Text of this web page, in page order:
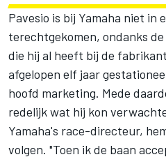
Pavesio is bij Yamaha niet in
terechtgekomen, ondanks
die hij al heeft bij de
afgelopen elf jaar
hoofd marketing. Mede
redelijk wat hij kon
Yamaha's race-directeur,
volgen. "Toen ik de baan